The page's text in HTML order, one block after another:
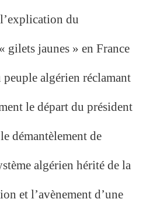
du
gilets jaunes » en France
algérien réclamant
le départ du président
démantèlement de
algérien hérité de la
et l’avènement d’une